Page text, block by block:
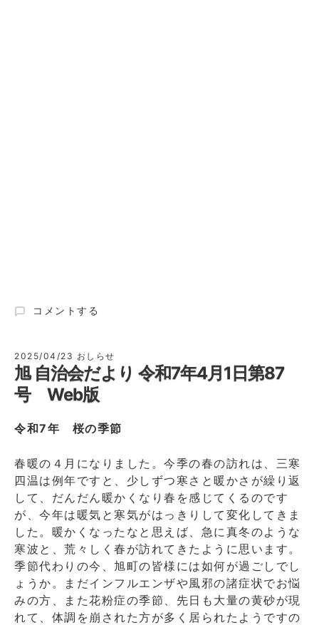
旭
会
だ
よ
和
年
5
月
1
日
第
88
号
Web
版
に
コメントする
2025/04/23 おしらせ
旭 自治会だより 令和7年4月1日第87
号 Web版
令和7年 桜の季節
春暖の４月になりました。今季の春の訪れは、三寒
四温は例年ですと、少しずつ寒さと暖かさが繰り返
して、だんだん暖かくなり春を感じてくるのです
が、今年は暖気と寒気がはっきりして変化してきま
した。暖かくなったなと思えば、急に真冬のような
寒波と、荒々しく春が訪れてきたように思います。
季節代わりの今、旭町の皆様には如何が過ごしでし
ょうか。まだインフルエンザや風邪の諸症状でお悩
みの方、また花粉症の季節、先日も大量の黄砂が現
れて、体調を崩された方が多く居られたようですの